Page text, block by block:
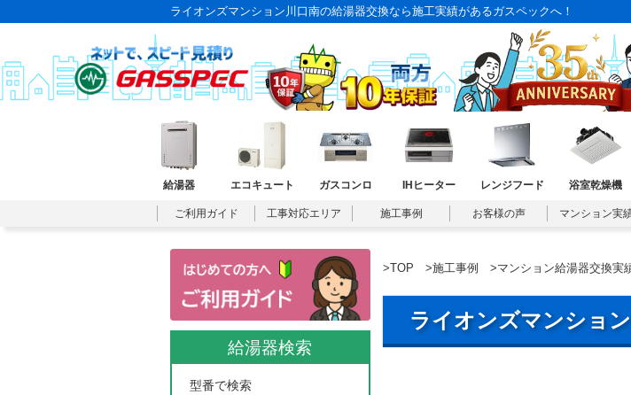
ライオンズマンション川口南の給湯器交換なら施工実績があるガスペックへ！
給湯器 エコキュート ガスコンロ IHヒーター レンジフード 浴室乾燥機
ご利用ガイド 工事対応エリア 施工事例 お客様の声 マンション実
>TOP >施工事例 >マンション給湯器交換実
ライオンズマンショ
給湯器検索
型番で検索